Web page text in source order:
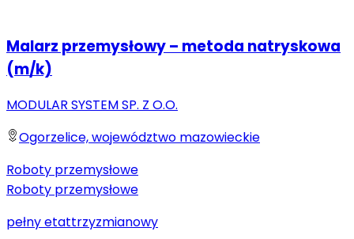
Malarz przemysłowy – metoda natryskowa
(m/k)
MODULAR SYSTEM SP. Z O.O.
Ogorzelice, województwo mazowieckie
Roboty przemysłowe
Roboty przemysłowe
pełny etattrzyzmianowy